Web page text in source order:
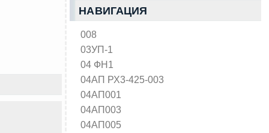
НАВИГАЦИЯ
008
03УП-1
04 ФН1
04АП РХ3-425-003
04АП001
04АП003
04АП005